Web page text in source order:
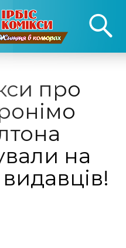
(050) 390-12-12
12-12
про
на